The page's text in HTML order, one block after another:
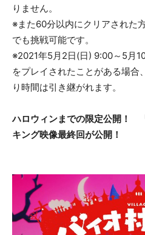
りません。
※また60分以内にクリアされた
でも挑戦可能です。
※2021年5月2日(日) 9:00～5月
をプレイされたことがある場合
り時間は引き継がれます。
ハロウィンまでの限定公開！
キング映像最終回が公開！